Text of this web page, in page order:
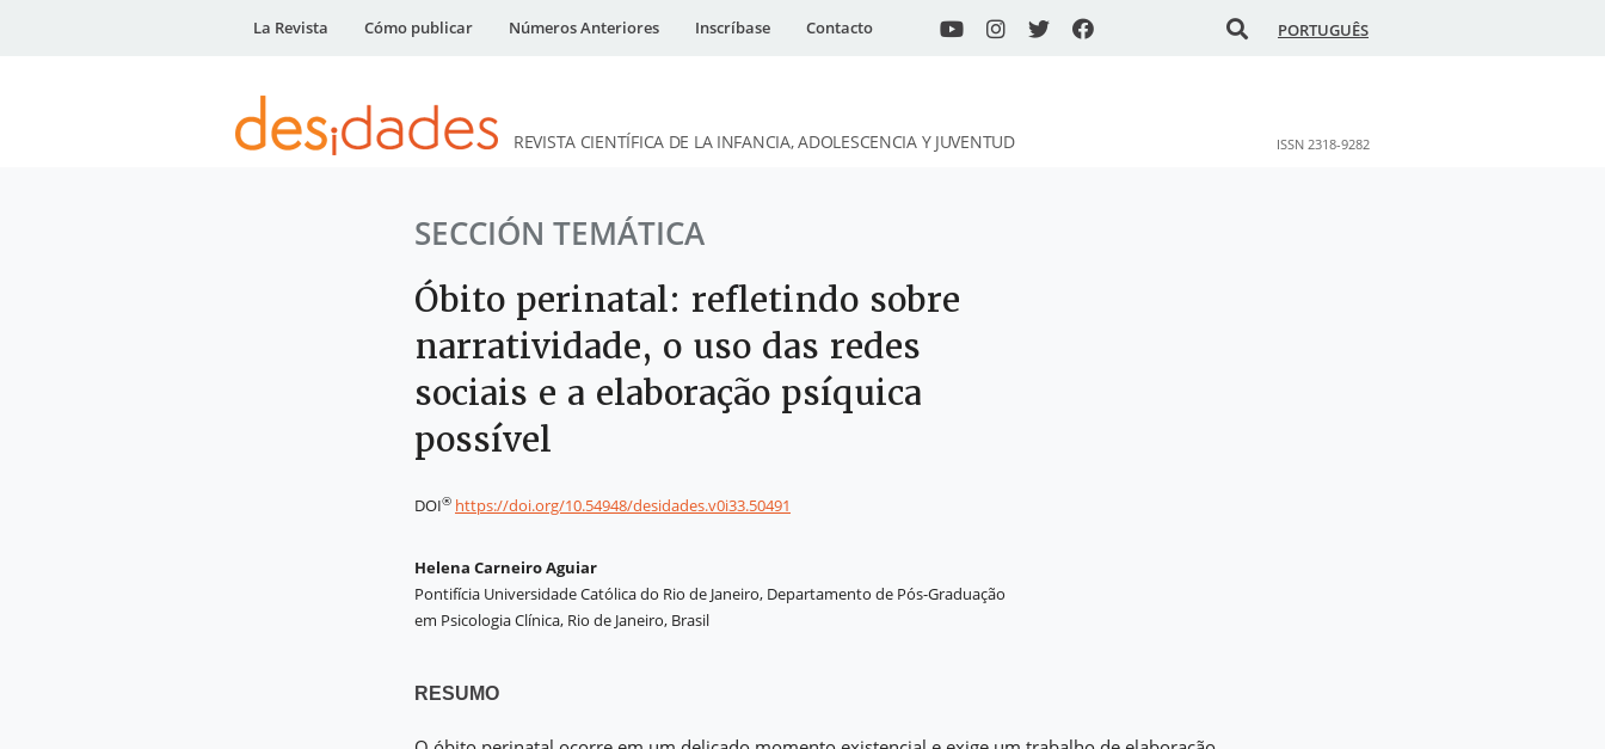
La Revista Cómo publicar Números Anteriores Inscríbase Contacto PORTUGUÊS
DESidades
REVISTA CIENTÍFICA DE LA INFANCIA, ADOLESCENCIA Y JUVENTUD ISSN 2318-9282
SECCIÓN TEMÁTICA
Óbito perinatal: refletindo sobre
narratividade, o uso das redes
sociais e a elaboração psíquica
possível
DOI® https://doi.org/10.54948/desidades.v0i33.50491
Helena Carneiro Aguiar
Pontifícia Universidade Católica do Rio de Janeiro, Departamento de Pós-Graduação
em Psicologia Clínica, Rio de Janeiro, Brasil
RESUMO